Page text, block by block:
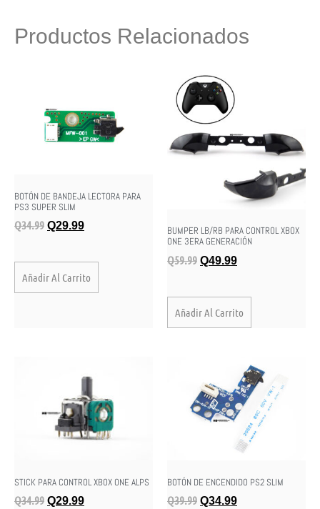
Productos Relacionados
BOTÓN DE BANDEJA LECTORA PARA
PS3 SUPER SLIM
Q34.99 Q29.99
Añadir Al Carrito
BUMPER LB/RB PARA CONTROL XBOX
ONE 3ERA GENERACIÓN
Q59.99 Q49.99
Añadir Al Carrito
STICK PARA CONTROL XBOX ONE ALPS
Q34.99 Q29.99
BOTÓN DE ENCENDIDO PS2 SLIM
Q39.99 Q34.99